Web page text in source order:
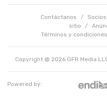
Contáctanos /
sitio
/
Términos y condiciones
Copyright @ 2026 GFR Media
Powered by: